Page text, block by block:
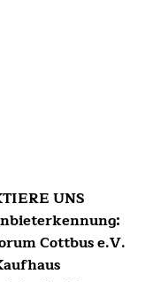
UNS
Cottbus e.V.